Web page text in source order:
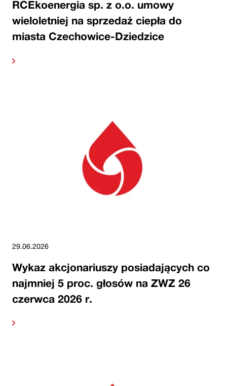
RCEkoenergia sp. z o.o. umowy
wieloletniej na sprzedaż ciepła do
miasta Czechowice-Dziedzice
29.06.2026
Wykaz akcjonariuszy posiadających co
najmniej 5 proc. głosów na ZWZ 26
czerwca 2026 r.